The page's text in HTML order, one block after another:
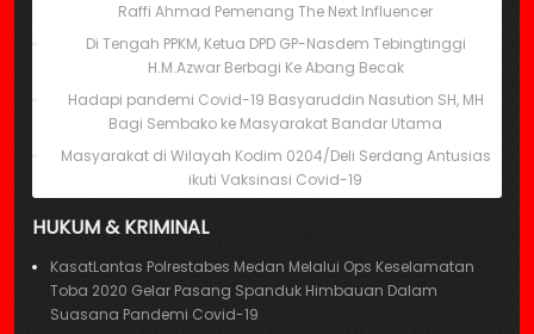
Raffi Ahmad Pemenang The Next Influencer
Di Tengah PPKM, Ketua DPD GP-Nasdem Tebingtinggi
H.M.Azwar Berbagi Ke Abang Becak
Hadapi pandemi Covid-19 Basyaruddin Nasution SH, MH
Bagi Sembako ke Masyarakat Bandar Utama
Masyarakat di Wilayah Kodim 0204/Deli Serdang Antusias
ikuti Vaksinasi Covid-19
HUKUM & KRIMINAL
KasatLantas Polrestabes Medan Melalui Ops Keselamatan
Toba 2020 Gelar Pasang Spanduk Himbauan Dalam
Suasana Pandemi Covid-19